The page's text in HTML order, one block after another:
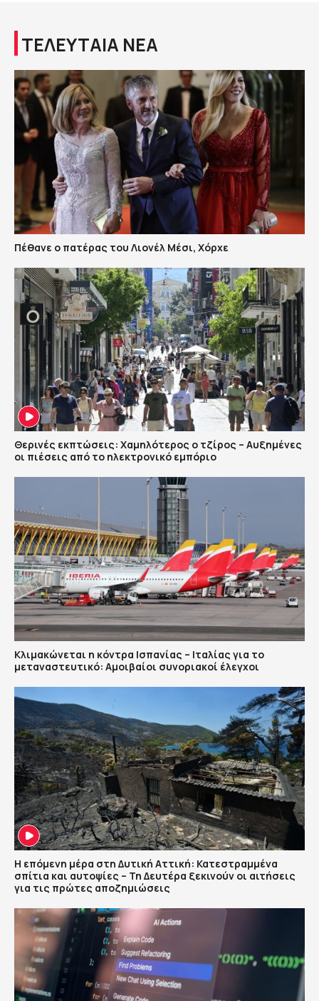
ΤΕΛΕΥΤΑΙΑ ΝΕΑ
Πέθανε ο πατέρας του Λιονέλ Μέσι, Χόρχε
Θερινές εκπτώσεις: Χαμηλότερος ο τζίρος – Αυξημένες
οι πιέσεις από το ηλεκτρονικό εμπόριο
Κλιμακώνεται η κόντρα Ισπανίας – Ιταλίας για το
μεταναστευτικό: Αμοιβαίοι συνοριακοί έλεγχοι
Η επόμενη μέρα στη Δυτική Αττική: Κατεστραμμένα
σπίτια και αυτοψίες – Τη Δευτέρα ξεκινούν οι αιτήσεις
για τις πρώτες αποζημιώσεις